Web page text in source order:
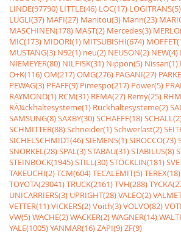
LINDE(97790) LITTLE(46) LOC(17) LOGITRANS(5)
LUGLI(37) MAFI(27) Manitou(3) Mann(23)
MASCHINEN(178) MAST(2) Mercedes(3)
MIC(173) MIDORI(1) MITSUBISHI(674)
MUSTANG(3) N92(1) neu(2) NEUSON(2) NEW(4)
NIEMEYER(80) NILFISK(31) Nippon(5) Nissan(1)
O+K(116)OM(217)OMG(276) PAGANI(27)
PEWAG(3) PFAFF(9) Pimespo(217) Power(5)
RAYMOND(1) RCM(31) REMA(27) Remy(25)
RÃ¼ckhaltesysteme(1) Rückhaltesysteme(2)
SAMSUNG(8)SAXBY(30)SCHAEFF(18)
SCHMITTER(88)Schneider(1)Schwerlast(2)
SICHELSCHMIDT(46)SIEMENS(1)SIROCCO(73)
SNORKEL(28)SPAL(3)STABAU(31)STABILUS(8)
STEINBOCK(1945)STILL(30)STÖCKLIN(181)
TAKEUCHI(2)TCM(604)TECALEMIT(5)TEREX(18)
TOYOTA(29041)TRUCK(2161)TVH(288)
UNICARRIERS(3) UPRIGHT(28)VALEO(2)
VETTER(11)VICKERS(2)Voith(3)VOLVO(82)
VW(5)WACHE(2)WACKER(2)WAGNER(14)
YALE(1005)YANMAR(16)ZAPI(9)ZF(9)